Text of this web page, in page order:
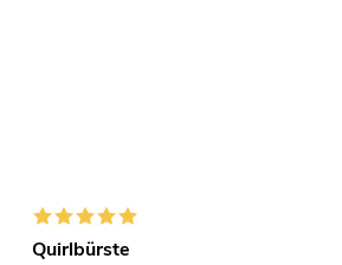
Quirlbürste